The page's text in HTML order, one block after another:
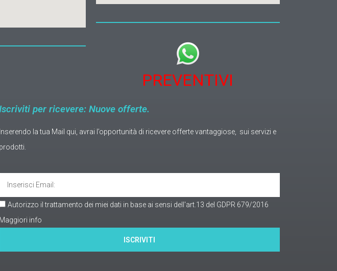
PREVENTIVI
per ricevere: Nuove offerte.
Inserendo la tua Mail qui, avrai l’opportunità di ricevere offerte vantaggiose, sui servizi e
prodotti.
Autorizzo il trattamento dei miei dati in base ai sensi dell'art.13 del GDPR 679/2016
Maggiori info
ISCRIVITI